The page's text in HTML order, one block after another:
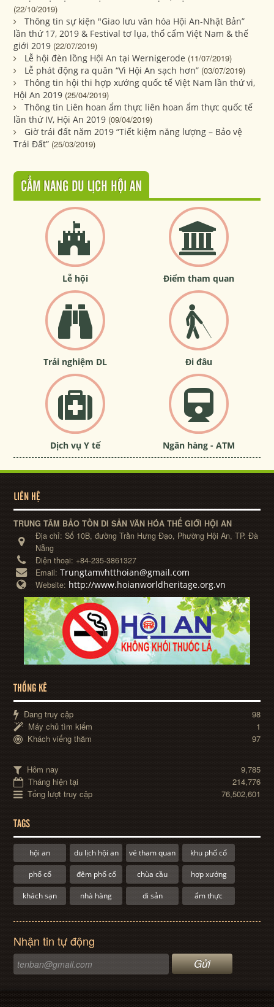
(22/10/2019)
Thông tin sự kiện "Giao lưu văn hóa Hội An-Nhật Bản”
lần thứ 17, 2019 & Festival tơ lụa, thổ cẩm Việt Nam & thế
giới 2019 (22/07/2019)
Lễ hội đèn lồng Hội An tại Wernigerode (11/07/2019)
Lễ phát động ra quân “Vì Hội An sạch hơn” (03/07/2019)
Thông tin hội thi hợp xướng quốc tế Việt Nam lần thứ vi,
Hội An 2019 (25/04/2019)
Thông tin Liên hoan ẩm thực liên hoan ẩm thực quốc tế
lần thứ IV, Hội An 2019 (09/04/2019)
Giờ trái đất năm 2019 “Tiết kiệm năng lượng – Bảo vệ
Trái Đất” (25/03/2019)
CẨM NANG DU LỊCH HỘI AN
Lễ hội Điểm tham quan
Trải nghiệm DL Đi đâu
Dịch vụ Y tế Ngân hàng - ATM
LIÊN HỆ
TRUNG TÂM BẢO TỒN DI SẢN VĂN HÓA THẾ GIỚI HỘI AN
Địa chỉ:Số 10B, đường Trần Hưng Đạo, Phường Hội An, TP. Đà
Nẵng
Điện thoại: +84-235-3861327
Email:Trungtamvhtthoian@gmail.com
Website: http://www.hoianworldheritage.org.vn
THỐNG KÊ
Đang truy cập
98
Máy chủ tìm kiếm
1
Khách viếng thăm
97
Hôm nay
9,785
Tháng hiện tại
214,776
Tổng lượt truy cập
76,502,601
TAGS
hội an du lịch hội an vé tham quan khu phố cổ
phố cổ đêm phố cổ chùa cầu hợp xướng
khách sạn nhà hàng di sản ẩm thực
Nhận tin tự động